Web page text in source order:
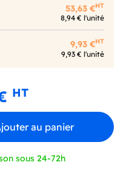
53,63 €HT
8,94 € l'unité
9,93 €HT
9,93 € l'unité
HT
au panier
sous 24-72h